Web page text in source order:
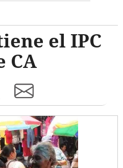
el IPC
CA